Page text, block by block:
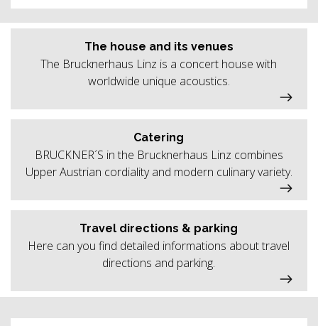
The house and its venues
The Brucknerhaus Linz is a concert house with
worldwide unique acoustics.
Catering
BRUCKNER´S in the Brucknerhaus Linz combines
Upper Austrian cordiality and modern culinary variety.
Travel directions & parking
Here can you find detailed informations about travel
directions and parking.